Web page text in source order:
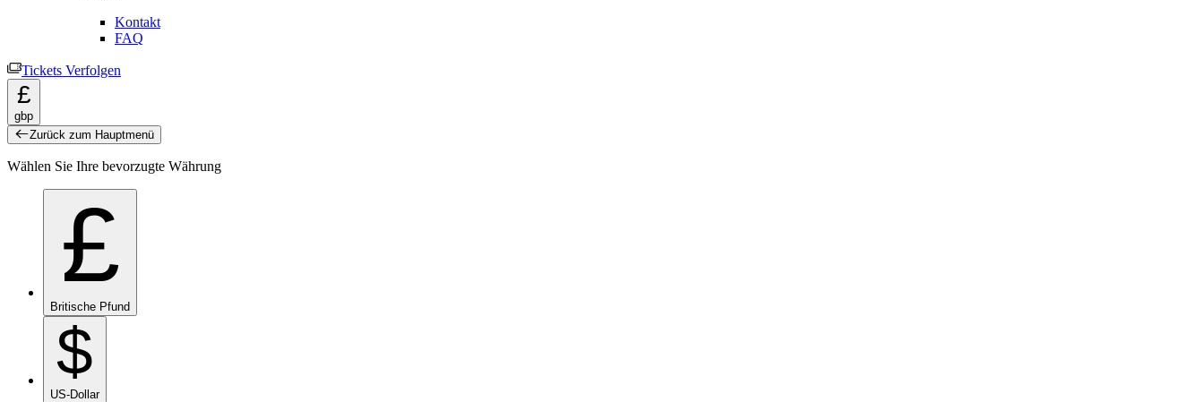
Kontakt
FAQ
Tickets Verfolgen
£
gbp
Zurück zum Hauptmenü
Wählen Sie Ihre bevorzugte Währung
£
Britische Pfund
$
US-Dollar